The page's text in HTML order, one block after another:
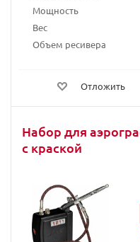
Мощность
Вес
Объем ресивера
Отложить
Набор для
с краской